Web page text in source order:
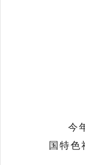
今
国特色